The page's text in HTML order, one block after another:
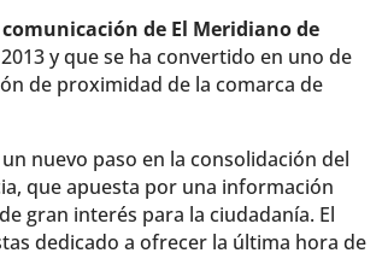
de El Meridiano de
y que se ha convertido en uno de
de proximidad de la comarca de
nuevo paso en la consolidación del
que apuesta por una información
gran interés para la ciudadanía. El
dedicado a ofrecer la última hora de